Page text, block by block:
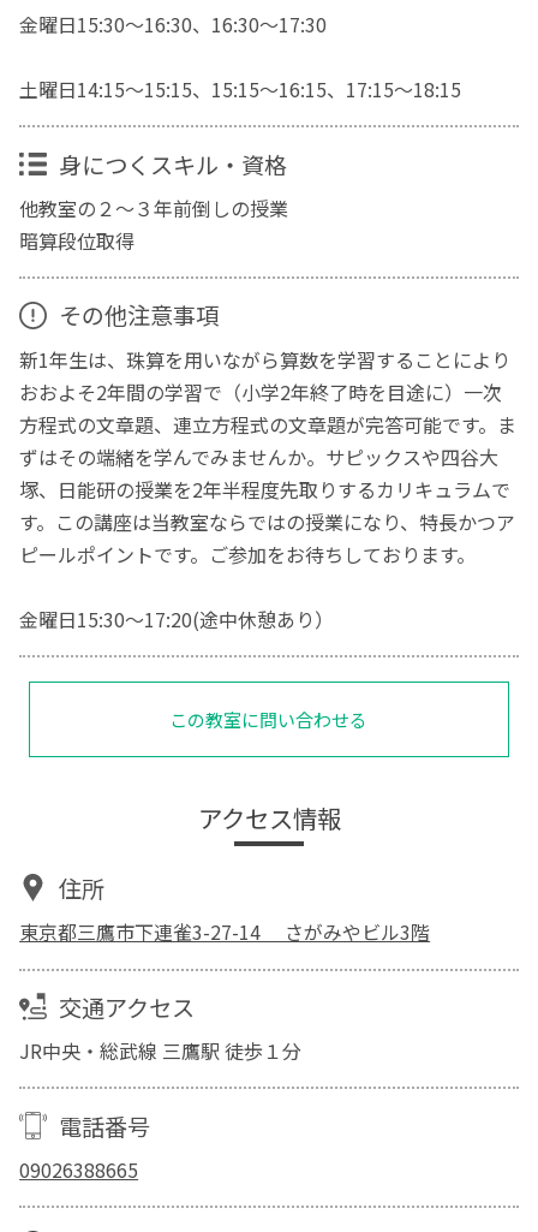
金曜日15:30～16:30、16:30～17:30
土曜日14:15～15:15、15:15～16:15、17:15～18:15
身につくスキル・資格
他教室の２～３年前倒しの授業
暗算段位取得
その他注意事項
新1年生は、珠算を用いながら算数を学習することにより
おおよそ2年間の学習で（小学2年終了時を目途に）一次
方程式の文章題、連立方程式の文章題が完答可能です。ま
ずはその端緒を学んでみませんか。サピックスや四谷大
塚、日能研の授業を2年半程度先取りするカリキュラムで
す。この講座は当教室ならではの授業になり、特長かつア
ピールポイントです。ご参加をお待ちしております。
金曜日15:30～17:20(途中休憩あり）
この教室に問い合わせる
アクセス情報
住所
東京都三鷹市下連雀3-27-14 さがみやビル3階
交通アクセス
JR中央・総武線 三鷹駅 徒歩１分
電話番号
09026388665